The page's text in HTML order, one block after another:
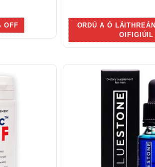
OFF
ORDÚ A Ó
OIFIGIÚIL